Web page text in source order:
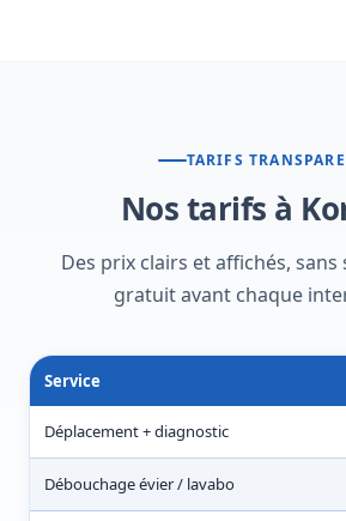
TARIFS
Nos tarifs à
Des prix clairs et affichés, sans
gratuit avant chaque
Service
Déplacement + diagnostic
Débouchage évier / lavabo